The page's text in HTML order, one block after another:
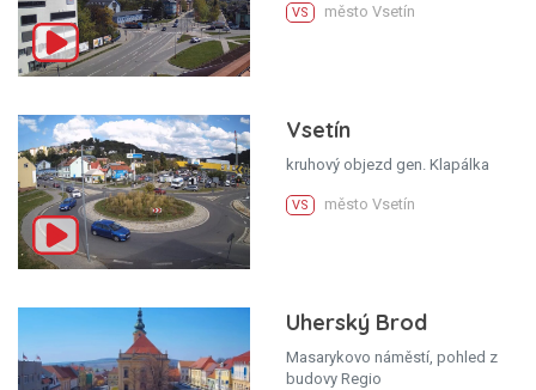
VS město Vsetín
Vsetín
kruhový objezd gen. Klapálka
VS město Vsetín
Uherský Brod
Masarykovo náměstí, pohled z
budovy Regio